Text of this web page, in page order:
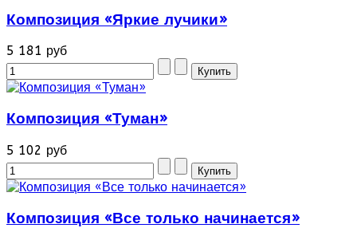
Композиция «Яркие лучики»
5 181 руб
Композиция «Туман»
5 102 руб
Композиция «Все только начинается»